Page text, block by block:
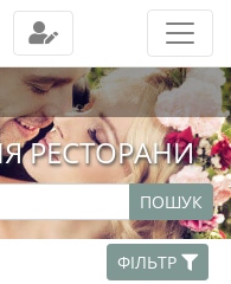
РЕСТОРАНИ
ПОШУК
ФІЛЬТР